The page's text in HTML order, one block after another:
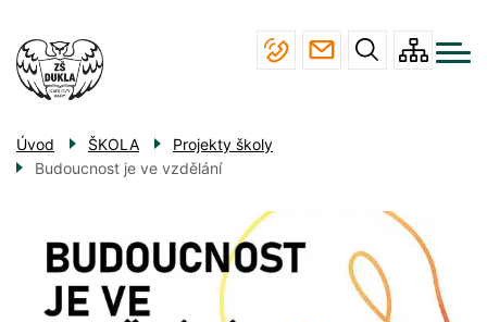
hlavnímu
obsahu
navigace
STUDIUM
ÚŘEDNÍ DESKA
Úvod ŠKOLA
Projekty školy
Budoucnost je ve vzdělání